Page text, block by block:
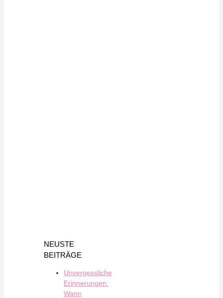
NEUSTE
BEITRÄGE
Unvergessliche
Erinnerungen:
Wann